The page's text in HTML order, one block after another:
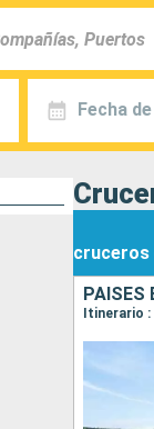
Fecha
cruceros
PAISES
Itinerario